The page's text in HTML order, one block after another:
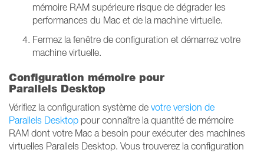
mémoire RAM supérieure risque de dégrader les
performances du Mac et de la machine virtuelle.
Fermez la fenêtre de configuration et démarrez votre
machine virtuelle.
Configuration mémoire pour
Parallels Desktop
Vérifiez la configuration système de votre version de
Parallels Desktop pour connaître la quantité de mémoire
RAM dont votre Mac a besoin pour exécuter des machines
virtuelles Parallels Desktop. Vous trouverez la configuration